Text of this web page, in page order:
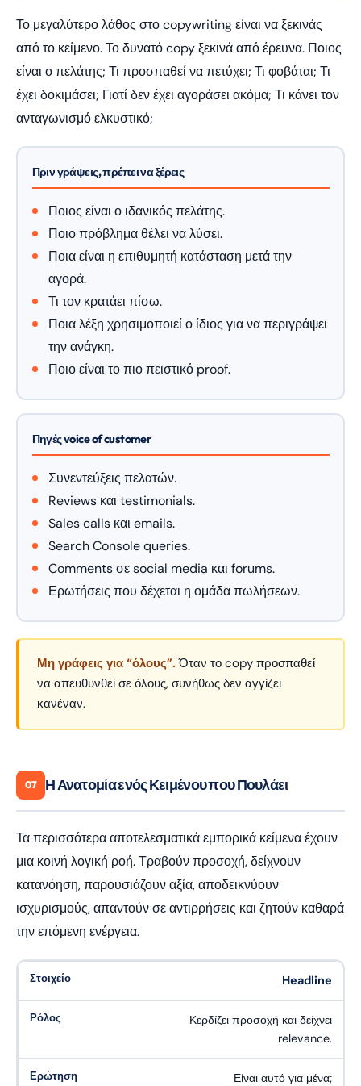
Το μεγαλύτερο λάθος στο copywriting είναι να ξεκινάς
από το κείμενο. Το δυνατό copy ξεκινά από έρευνα. Ποιος
είναι ο πελάτης; Τι προσπαθεί να πετύχει; Τι φοβάται; Τι
έχει δοκιμάσει; Γιατί δεν έχει αγοράσει ακόμα; Τι κάνει τον
ανταγωνισμό ελκυστικό;
Πριν γράψεις, πρέπει να ξέρεις
Ποιος είναι ο ιδανικός πελάτης.
Ποιο πρόβλημα θέλει να λύσει.
Ποια είναι η επιθυμητή κατάσταση μετά την
αγορά.
Τι τον κρατάει πίσω.
Ποια λέξη χρησιμοποιεί ο ίδιος για να περιγράψει
την ανάγκη.
Ποιο είναι το πιο πειστικό proof.
Πηγές voice of customer
Συνεντεύξεις πελατών.
Reviews και testimonials.
Sales calls και emails.
Search Console queries.
Comments σε social media και forums.
Ερωτήσεις που δέχεται η ομάδα πωλήσεων.
Μη γράφεις για “όλους”. Όταν το copy προσπαθεί
να απευθυνθεί σε όλους, συνήθως δεν αγγίζει
κανέναν.
07 Η Ανατομία ενός Κειμένου που Πουλάει
Τα περισσότερα αποτελεσματικά εμπορικά κείμενα έχουν
μια κοινή λογική ροή. Τραβούν προσοχή, δείχνουν
κατανόηση, παρουσιάζουν αξία, αποδεικνύουν
ισχυρισμούς, απαντούν σε αντιρρήσεις και ζητούν καθαρά
την επόμενη ενέργεια.
Headline
Κερδίζει προσοχή και δείχνει
relevance.
Είναι αυτό για μένα;